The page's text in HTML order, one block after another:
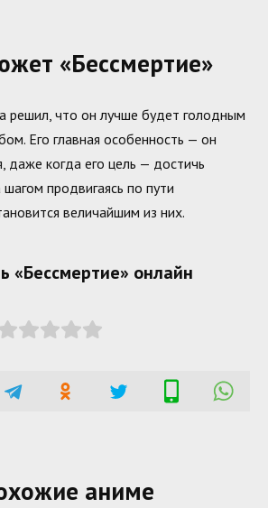
«Бессмертие»
решил, что он лучше будет голодным
Его главная особенность — он
даже когда его цель — достичь
продвигаясь по пути
величайшим из них.
«Бессмертие» онлайн
аниме